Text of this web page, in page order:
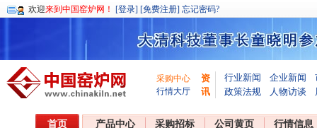
欢迎来到中国窑炉网！ [登录] [免费注册] 忘记密码?
采购中心
行情大厅
资
讯
行业新闻 企业新闻
政策法规
人物访谈
首页 产品中心 采购招标 公司黄页 行情信息